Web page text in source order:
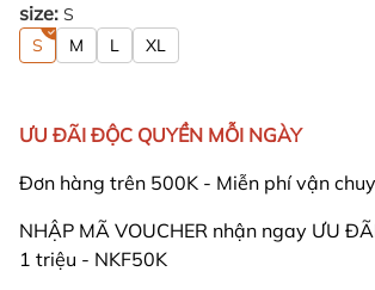
size: S
S
M L XL
ƯU ĐÃI ĐỘC QUYỀN MỖI NGÀY
Đơn hàng trên 500K - Miễn phí vận
NHẬP MÃ VOUCHER nhận ngay ƯU
1 triệu - NKF50K